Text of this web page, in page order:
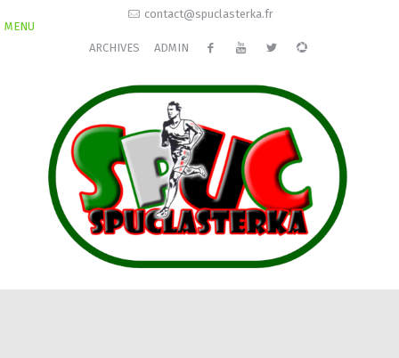
contact@spuclasterka.fr
ARCHIVES ADMIN
MENU